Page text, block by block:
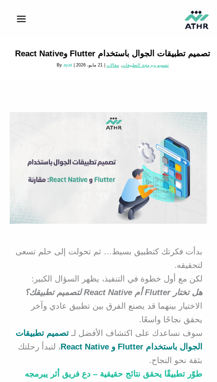
إلى
تصميم تطبيقات الجوال باستخدام Flutter وReact Native
تصميم وبرمجة التطبيقات مقالات 21 مايو، 2026 | By
ayat
بدأت فكرتك كتطبيق بسيط… ثم تحولت إلى حلم تسعى
لتحقيقه.
لكن مع أول خطوة في التنفيذ، يظهر السؤال الكبير:
هل تختار Flutter أم React Native لتصميم تطبيقك؟
الاختيار بينهما قد يصنع الفرق بين تطبيق عادي وآخر
يحقق نجاحًا واسعًا.
سوف نساعدك على اكتشاف الأفضل لـ تصميم تطبيقات
الجوال باستخدام Flutter و React Native
، لتبدأ رحلتك
بثقة نحو النجاح.
طوّر تطبيقًا يحقق نتائج حقيقية – دع فريق أثر يبرمجه